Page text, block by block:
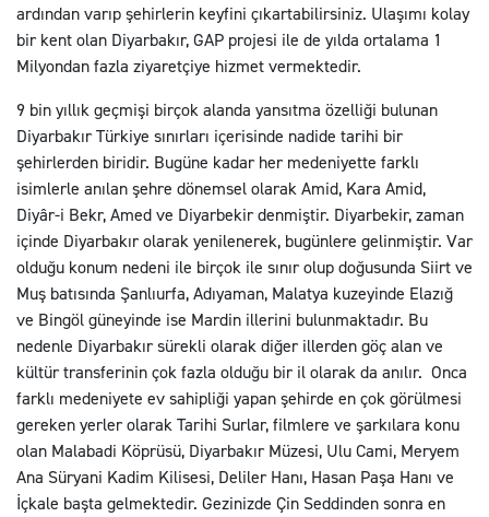
ardından varıp şehirlerin keyfini çıkartabilirsiniz. Ulaşımı kolay
bir kent olan Diyarbakır, GAP projesi ile de yılda ortalama 1
Milyondan fazla ziyaretçiye hizmet vermektedir.
9 bin yıllık geçmişi birçok alanda yansıtma özelliği bulunan
Diyarbakır Türkiye sınırları içerisinde nadide tarihi bir
şehirlerden biridir. Bugüne kadar her medeniyette farklı
isimlerle anılan şehre dönemsel olarak Amid, Kara Amid,
Diyâr-i Bekr, Amed ve Diyarbekir denmiştir. Diyarbekir, zaman
içinde Diyarbakır olarak yenilenerek, bugünlere gelinmiştir. Var
olduğu konum nedeni ile birçok ile sınır olup doğusunda Siirt ve
Muş batısında Şanlıurfa, Adıyaman, Malatya kuzeyinde Elazığ
ve Bingöl güneyinde ise Mardin illerini bulunmaktadır. Bu
nedenle Diyarbakır sürekli olarak diğer illerden göç alan ve
kültür transferinin çok fazla olduğu bir il olarak da anılır. Onca
farklı medeniyete ev sahipliği yapan şehirde en çok görülmesi
gereken yerler olarak Tarihi Surlar, filmlere ve şarkılara konu
olan Malabadi Köprüsü, Diyarbakır Müzesi, Ulu Cami, Meryem
Ana Süryani Kadim Kilisesi, Deliler Hanı, Hasan Paşa Hanı ve
İçkale başta gelmektedir. Gezinizde Çin Seddinden sonra en